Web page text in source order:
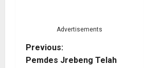
Advertisements
P
Previous:
Pemdes Jrebeng Telah